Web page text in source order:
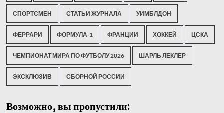
СПОРТСМЕН СТАТЬИ ЖУРНАЛА УИМБЛДОН
ФЕРРАРИ ФОРМУЛА-1 ФРАНЦИИ ХОККЕЙ ЦСКА
ЧЕМПИОНАТ МИРА ПО ФУТБОЛУ 2026 ШАРЛЬ ЛЕКЛЕР
ЭКСКЛЮЗИВ СБОРНОЙ РОССИИ
Возможно, вы пропустили: